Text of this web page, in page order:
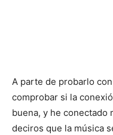
A parte de probarlo
comprobar si la
buena, y he conectado
deciros que la música